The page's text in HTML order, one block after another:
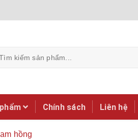
Chính sách Liên hệ
hồng